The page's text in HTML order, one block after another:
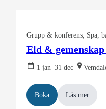
Grupp & konferens Spa,
Eld &
1 jan–31 dec
Boka Läs mer